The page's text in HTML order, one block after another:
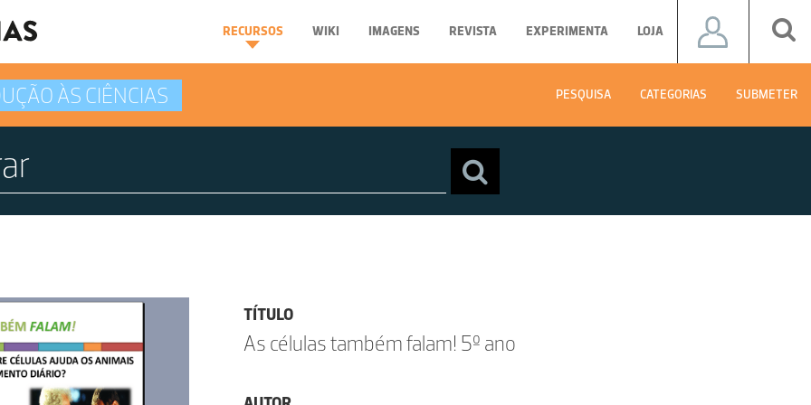
RECURSOS WIKI IMAGENS REVISTA EXPERIMENTA LOJA
ÀS CIÊNCIAS PESQUISA CATEGORIAS SUBMETER
TÍTULO
As células também falam! 5º ano